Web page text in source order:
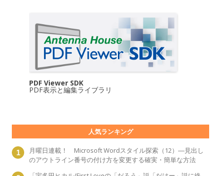
PDF Viewer SDK
PDF表示と編集ライブラリ
人気ランキング
月曜日連載！ Microsoft Wordスタイル探索（12）―見出し
のアウトライン番号の付け方を変更する確実・簡単な方法